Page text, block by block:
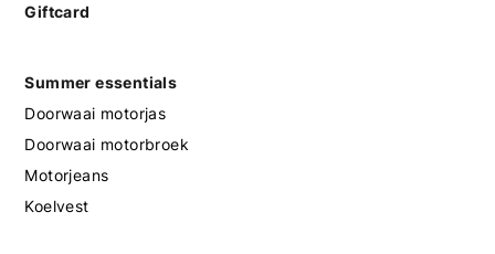
Giftcard
Summer essentials
Doorwaai motorjas
Doorwaai motorbroek
Motorjeans
Koelvest